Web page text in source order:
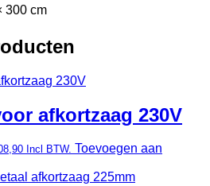
300 cm
afkortzaag 230V
Incl BTW. Toevoegen aan